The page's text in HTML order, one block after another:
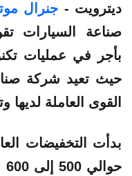
ديترويت - جنرال
صناعة السيارات
بأجر في عمليات
حيث تعيد شركة
القوى العاملة
بدأت التخفيضات